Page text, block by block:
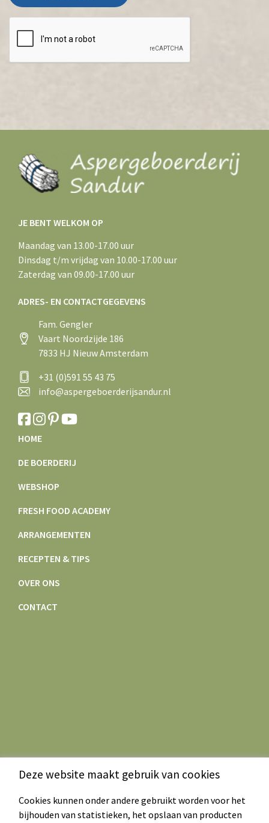
JE BENT WELKOM OP
Maandag van 13.00-17.00 uur
Dinsdag t/m vrijdag van 10.00-17.00 uur
Zaterdag van 09.00-17.00 uur
ADRES- EN CONTACTGEGEVENS
Fam. Gengler
Vaart Noordzijde 186
7833 HJ Nieuw Amsterdam
+31 (0)591 55 43 75
info@aspergeboerderijsandur.nl
HOME
DE BOERDERIJ
WEBSHOP
FRESH FOOD ACADEMY
ARRANGEMENTEN
RECEPTEN & TIPS
OVER ONS
CONTACT
Deze website maakt gebruik van cookies
Cookies kunnen onder andere gebruikt worden voor het
bijhouden van statistieken, het opslaan van producten